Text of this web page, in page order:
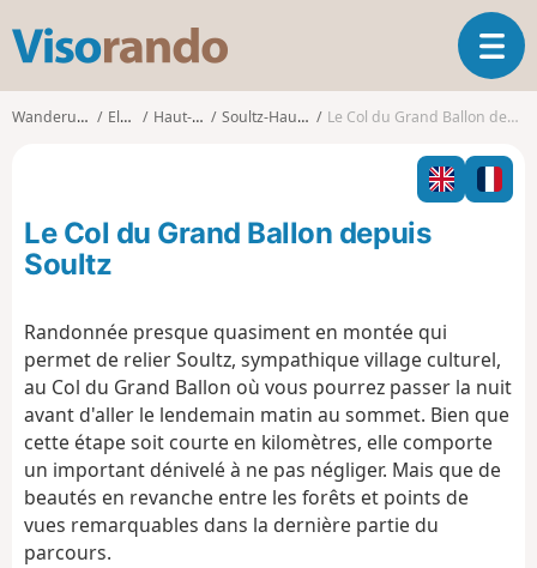
s
o
o
T
o
g
l
n
t
i
o
n
Wanderungen Elsass Haut-Rhin Soultz-Haut-Rhin Le Col du Grand Ballon depuis Soultz
Le Col du Grand Ballon depuis
Soultz
Randonnée presque quasiment en montée qui
permet de relier Soultz, sympathique village culturel,
au Col du Grand Ballon où vous pourrez passer la nuit
avant d'aller le lendemain matin au sommet. Bien que
cette étape soit courte en kilomètres, elle comporte
un important dénivelé à ne pas négliger. Mais que de
beautés en revanche entre les forêts et points de
vues remarquables dans la dernière partie du
parcours.